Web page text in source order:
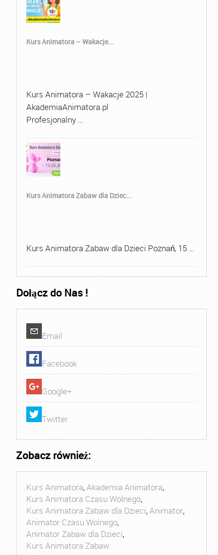
Kurs Animatora – Wakacje...
Kurs Animatora – Wakacje 2025 |
AkademiaAnimatora.pl
Profesjonalny …
Kurs Animatora Zabaw dla Dziec...
Kurs Animatora Zabaw dla Dzieci Poznań, 15 …
Dołącz do Nas !
Email
Facebook
Google+
Twitter
Zobacz również:
Kurs Animatora,Akademia Animatora,
Kurs Animatora Czasu Wolnego,
Kurs Animatora Zabaw dla Dzieci,Animator,
Animator Czasu Wolnego,
Animator Zabaw dla Dzieci,
Kurs Animatora Zabaw